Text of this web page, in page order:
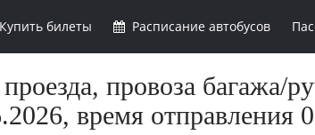
Купить билеты Расписание автобусов
провоза багажа/
время отправления